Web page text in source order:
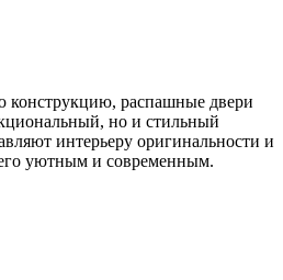
конструкцию, распашные двери
но и стильный
интерьеру оригинальности и
уютным и современным.